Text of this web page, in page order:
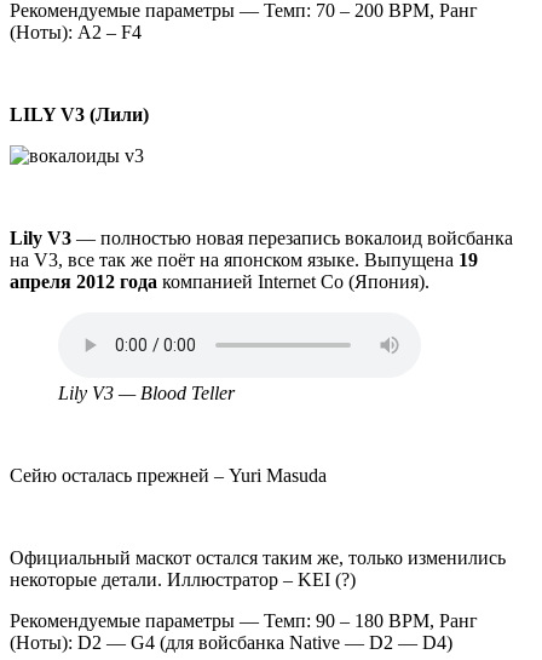
Рекомендуемые параметры — Темп: 70 – 200 BPM, Ранг
(Ноты): A2 – F4
LILY V3 (Лили)
Lily V3 — полностью новая перезапись вокалоид войсбанка
на V3, все так же поёт на японском языке. Выпущена 19
апреля 2012 года компанией Internet Co (Япония).
файл
Lily V3 — Blood Teller
Сейю осталась прежней – Yuri Masuda
Официальный маскот остался таким же, только изменились
некоторые детали. Иллюстратор – KEI (?)
Рекомендуемые параметры — Темп: 90 – 180 BPM, Ранг
(Ноты): D2 — G4 (для войсбанка Native — D2 — D4)